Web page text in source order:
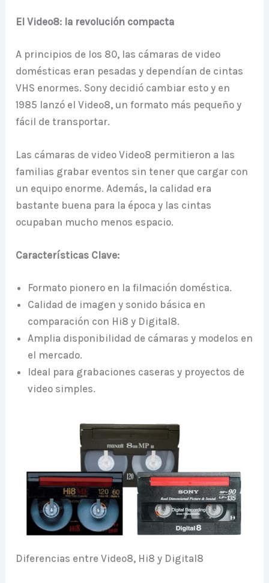
El Video8: la revolución compacta
A principios de los 80, las cámaras de video
domésticas eran pesadas y dependían de cintas
VHS enormes. Sony decidió cambiar esto y en
1985 lanzó el Video8, un formato más pequeño y
fácil de transportar.
Las cámaras de video Video8 permitieron a las
familias grabar eventos sin tener que cargar con
un equipo enorme. Además, la calidad era
bastante buena para la época y las cintas
ocupaban mucho menos espacio.
Características Clave:
Formato pionero en la filmación doméstica.
Calidad de imagen y sonido básica en
comparación con Hi8 y Digital8.
Amplia disponibilidad de cámaras y modelos en
el mercado.
Ideal para grabaciones caseras y proyectos de
video simples.
Diferencias entre Video8, Hi8 y Digital8